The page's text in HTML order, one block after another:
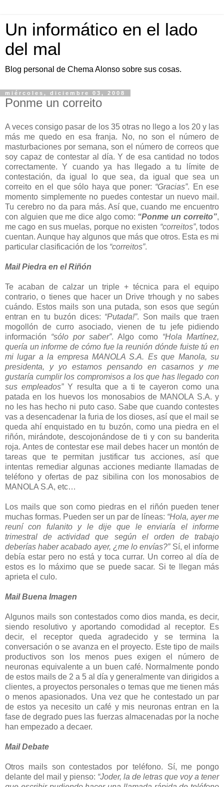
Un informático en el lado
del mal
Blog personal de Chema Alonso sobre sus cosas.
miércoles, diciembre 03, 2008
Ponme un correito
A veces consigo pasar de los 35 otras no llego a los 20 y las
más me quedo en esa franja. No, no son el número de
masturbaciones por semana, son el número de correos que
soy capaz de contestar al día. Y de esa cantidad no todos
correctamente. Y cuando ya has llegado a tu límite de
contestación, da igual lo que sea, da igual que sea un
correito en el que sólo haya que poner: “Gracias”. En ese
momento simplemente no puedes contestar un nuevo mail.
Tu cerebro no da para más. Así que, cuando me encuentro
con alguien que me dice algo como: “Ponme un correito”,
me cago en sus muelas, porque no existen “correitos”, todos
cuentan. Aunque hay algunos que más que otros. Esta es mi
particular clasificación de los “correitos”.
Mail Piedra en el Riñón
Te acaban de calzar un triple + técnica para el equipo
contrario, o tienes que hacer un Drive trhough y no sabes
cuándo. Estos mails son una putada, son esos que según
entran en tu buzón dices: “Putada!”. Son mails que traen
mogollón de curro asociado, vienen de tu jefe pidiendo
información “sólo por saber”. Algo como “Hola Martínez,
quería un informe de cómo fue la reunión dónde fuiste tú en
mi lugar a la empresa MANOLA S.A. Es que Manola, su
presidenta, y yo estamos pensando en casarnos y me
gustaría cumplir los compromisos a los que has llegado con
sus empleados”Y resulta que a ti te cayeron como una
patada en los huevos los monosabios de MANOLA S.A. y
no les has hecho ni puto caso. Sabe que cuando contestes
vas a desencadenar la furia de los dioses, así que el mail se
queda ahí enquistado en tu buzón, como una piedra en el
riñón, mirándote, descojonándose de ti y con su banderita
roja. Antes de contestar ese mail debes hacer un montón de
tareas que te permitan justificar tus acciones, así que
intentas remediar algunas acciones mediante llamadas de
teléfono y ofertas de paz sibilina con los monosabios de
MANOLA S.A, etc…
Los mails que son como piedras en el riñón pueden tener
muchas formas. Pueden ser un par de líneas: “Hola, ayer me
reuní con fulanito y le dije que le enviaría el informe
trimestral de actividad que según el orden de trabajo
deberías haber acabado ayer, ¿me lo envías?”Sí, el informe
debía estar pero no está y toca currar. Un correo al día de
estos es lo máximo que se puede sacar. Si te llegan más
aprieta el culo.
Mail Buena Imagen
Algunos mails son contestados como dios manda, es decir,
siendo resolutivo y aportando comodidad al receptor. Es
decir, el receptor queda agradecido y se termina la
conversación o se avanza en el proyecto. Este tipo de mails
productivos son los menos pues exigen el número de
neuronas equivalente a un buen café. Normalmente pondo
de estos mails de 2 a 5 al día y generalmente van dirigidos a
clientes, a proyectos personales o temas que me tienen más
o menos apasionados. Una vez que he contestado un par
de estos ya necesito un café y mis neuronas entran en la
fase de degrado pues las fuerzas almacenadas por la noche
han empezado a decaer.
Mail Debate
Otros mails son contestados por teléfono. Sí, me pongo
delante del mail y pienso: “Joder, la de letras que voy a tener